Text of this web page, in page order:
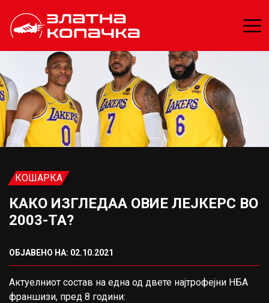
КОШАРКА
КАКО ИЗГЛЕДАА ОВИЕ ЛЕЈКЕРС ВО
2003-ТА?
ОБЈАВЕНО НА: 02.10.2021
Актуелниот состав на една од двете најтрофејни НБА
франшизи, пред 8 години: